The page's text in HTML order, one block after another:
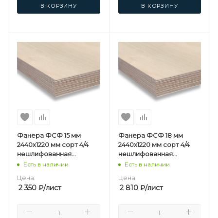
В КОРЗИНУ В КОРЗИНУ
Фанера ФСФ 15 мм
2440х1220 мм сорт 4/4
нешлифованная
березовая
Есть в наличии
Цена:
2 350 ₽/лист
Фанера ФСФ 18 мм
2440х1220 мм сорт 4/4
нешлифованная
березовая
Есть в наличии
Цена:
2 810₽/лист